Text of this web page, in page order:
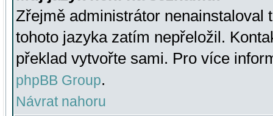
Zřejmě administrátor nenainstaloval
tohoto jazyka zatím nepřeložil.
překlad vytvořte sami. Pro více
phpBB Group.
Návrat nahoru